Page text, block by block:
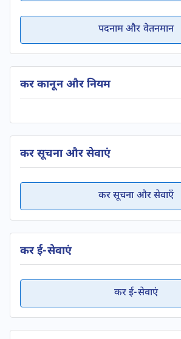
पदनाम और वेतनमान
कर कानून और नियम
कर सूचना और सेवाएं
कर सूचना और सेवाएँ
कर ई-सेवाएं
कर ई-सेवाएं